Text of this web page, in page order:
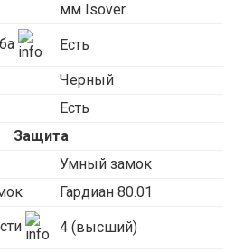
мм Isover
Есть
Черный
Есть
Защита
Умный замок
Гардиан 80.01
4 (высший)